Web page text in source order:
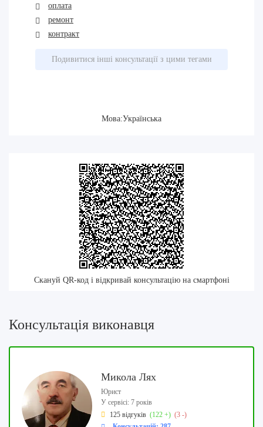
оплата
ремонт
контракт
Подивитися інші консультації з цими тегами
Мова:Українська
Скануй QR-код і відкривай консультацію на смартфоні
Консультація виконавця
Микола Лях
Юрист
У сервісі: 7 років
125 відгуків (122 +) (3 -)